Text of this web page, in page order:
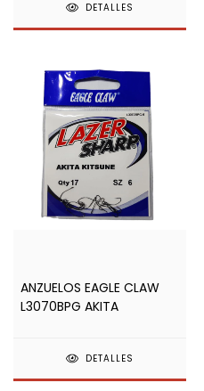
DETALLES
ANZUELOS EAGLE CLAW
L3070BPG AKITA
DETALLES